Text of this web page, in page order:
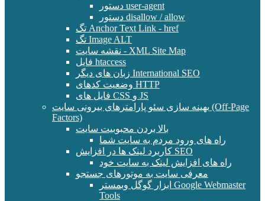
دستور user-agent
دستور disallow / allow
تگ Anchor Text Link - href
تگ Image ALT
نقشه سایت - XML Site Map
فایل htaccess
زبان های دیگر International SEO
وضعیت کدهای HTTP
فایل های CSS و JS
بهینه سازی سئو پارامترهای بیرونی سایت (Off-Page
Factors)
بالا بردن محبوبیت سایت
راه های ورود مردم به سایت شما
کاربرد لینک ها در افزایش SEO
راه های افزایش لینک به سایت خود
معرفی سایت به موتورهای جستجو
ابزار گوگل وبمستر Google Webmaster
Tools